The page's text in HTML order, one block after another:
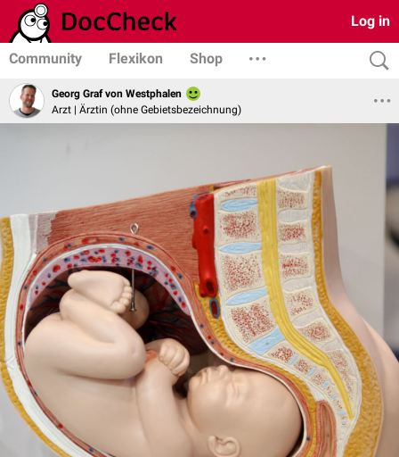
Log in
Community Flexikon Shop
Georg Graf von Westphalen
Arzt | Ärztin (ohne Gebietsbezeichnung)